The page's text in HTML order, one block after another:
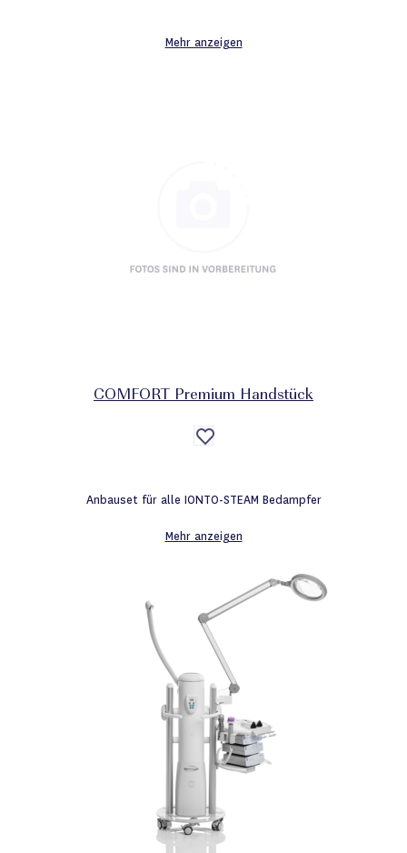
Mehr anzeigen
COMFORT Premium Handstück
Auf
die
Anbauset für alle IONTO-STEAM Bedampfer
Mehr anzeigen